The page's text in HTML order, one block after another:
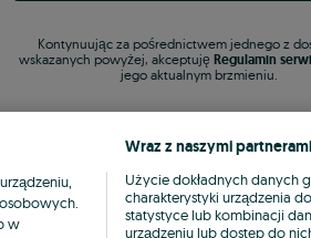
Kontynuując za pośrednictwem jednego z
wskazanych powyżej, akceptuję Regulamin
jego aktualnym brzmieniu.
w
Wraz z naszymi
Użycie dokładnych danych
charakterystyki urządzenia
statystyce lub kombinacji
urządzeniu lub dostęp do